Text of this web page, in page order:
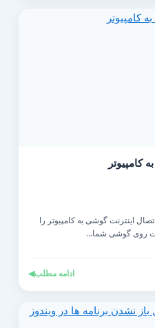
اینترنت گوشی به کامپیوتر را
روی گوشی شما...
ادامه مطلب◀